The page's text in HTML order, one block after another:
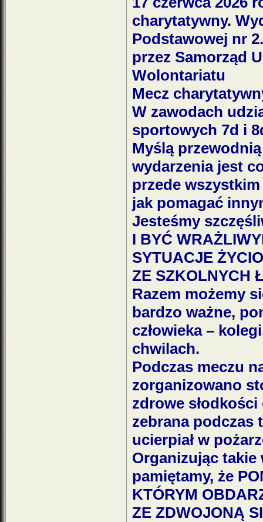
charytatywny.
Podstawowej nr
przez Samorząd
Wolontariatu
Mecz
W zawodach
sportowych 7d i
Myślą
wydarzenia jest
przede
jak pomagać
Jesteśmy
I BYĆ
SYTUACJE
ZE SZKOLNYCH
Razem możemy
bardzo ważne,
człowieka –
chwilach.
Podczas meczu
zorganizowano
zdrowe słodkości
zebrana podczas
ucierpiał w
Organizując takie
pamiętamy, że
KTÓRYM
ZE ZDWOJONĄ